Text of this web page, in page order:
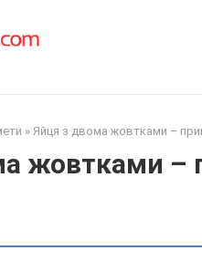
» Яйця з двома жовтками –
жовтками –